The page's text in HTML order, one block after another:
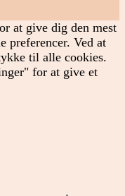
at give dig den mest
preferencer. Ved at
til alle cookies.
for at give et